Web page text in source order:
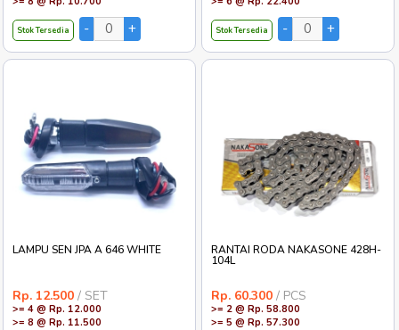
Stok Tersedia Stok Tersedia
LAMPU SEN JPA A 646 WHITE
Rp. 12.500 / SET
>= 4 @ Rp. 12.000
>= 8 @ Rp. 11.500
RANTAI RODA NAKASONE 428H-
104L
Rp. 60.300 / PCS
>= 2 @ Rp. 58.800
>= 5 @ Rp. 57.300